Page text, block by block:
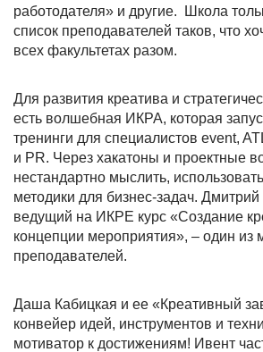
работодателя» и другие. Школа
список преподавателей таков, что
всех факультетах разом.
Для развития креатива и
есть волшебная ИКРА, которая
тренинги для специалистов event,
и PR. Через хакатоны и проектные
нестандартно мыслить,
методики для бизнес-задач.
ведущий на ИКРЕ курс «Создание
концепции мероприятия», – один
преподавателей.
Даша Кабицкая и ее «Креативный
конвейер идей, инструментов и
мотиватор к достижениям! Ивент